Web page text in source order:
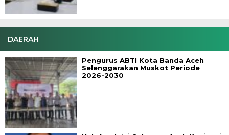
DAERAH
Pengurus ABTI Kota Banda Aceh
Selenggarakan Muskot Periode
2026-2030